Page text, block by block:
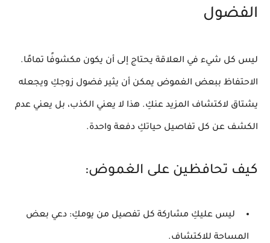
الفضول
ليس كل شيء في العلاقة يحتاج إلى أن يكون مكشوفًا تمامًا.
الاحتفاظ ببعض الغموض يمكن أن يثير فضول زوجكِ ويجعله
يشتاق لاكتشاف المزيد عنكِ. هذا لا يعني الكذب، بل يعني عدم
الكشف عن كل تفاصيل حياتكِ دفعة واحدة.
كيف تحافظين على الغموض:
ليس عليكِ مشاركة كل تفصيل من يومكِ: دعي بعض
المساحة للاكتشاف.